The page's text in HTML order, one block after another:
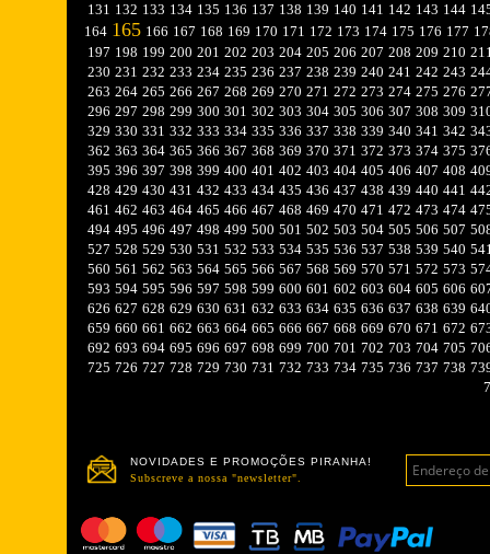
131 132 133 134 135 136 137 138 139 140 141 142 143 144
164 165 166 167 168 169 170 171 172 173 174 175 176 177
197 198 199 200 201 202 203 204 205 206 207 208 209 210
230 231 232 233 234 235 236 237 238 239 240 241 242 243
263 264 265 266 267 268 269 270 271 272 273 274 275 276
296 297 298 299 300 301 302 303 304 305 306 307 308 309
329 330 331 332 333 334 335 336 337 338 339 340 341 342
362 363 364 365 366 367 368 369 370 371 372 373 374 375
395 396 397 398 399 400 401 402 403 404 405 406 407 408
428 429 430 431 432 433 434 435 436 437 438 439 440 441
461 462 463 464 465 466 467 468 469 470 471 472 473 474
494 495 496 497 498 499 500 501 502 503 504 505 506 507
527 528 529 530 531 532 533 534 535 536 537 538 539 540
560 561 562 563 564 565 566 567 568 569 570 571 572 573
593 594 595 596 597 598 599 600 601 602 603 604 605 606
626 627 628 629 630 631 632 633 634 635 636 637 638 639
659 660 661 662 663 664 665 666 667 668 669 670 671 672
692 693 694 695 696 697 698 699 700 701 702 703 704 705
725 726 727 728 729 730 731 732 733 734 735 736 737 738
NOVIDADES E PROMOÇÕES PIRANHA!
Subscreve a nossa "newsletter".